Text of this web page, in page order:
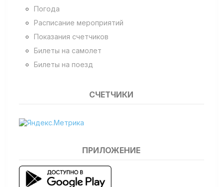
Погода
Расписание мероприятий
Показания счетчиков
Билеты на самолет
Билеты на поезд
СЧЕТЧИКИ
ПРИЛОЖЕНИЕ